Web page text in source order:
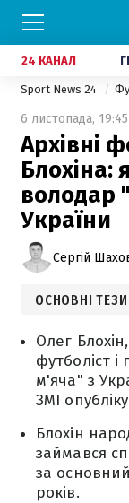
24 КАНАЛ
Sport News 24
6 листопада, 19:45
Архівні
Блохіна:
володар
України
Сергій
ОСНОВНІ ТЕЗИ
Олег
футболіст
м'яча" з
ЗМІ
Блохін
займався
за
років.